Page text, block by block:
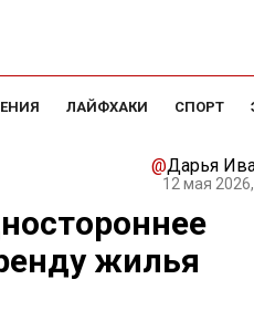
ЛАЙФХАКИ СПОРТ
@Дарья
12 мая 2026,
жилья